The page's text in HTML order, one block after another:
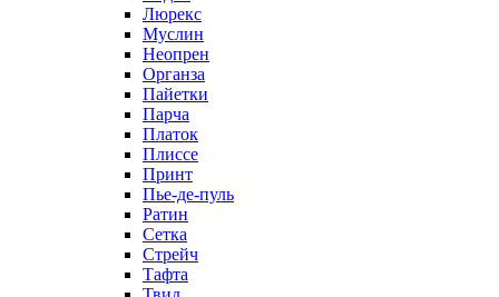
Люрекс
Муслин
Неопрен
Органза
Пайетки
Парча
Платок
Плиссе
Принт
Пье-де-пуль
Ратин
Сетка
Стрейч
Тафта